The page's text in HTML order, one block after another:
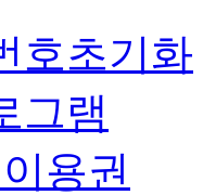
호초기화
그램
용권